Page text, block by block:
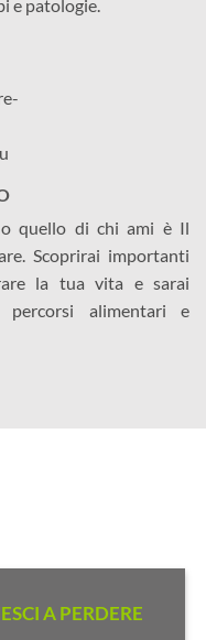
e patologie.
quello di chi ami è Il
Scoprirai importanti
la tua vita e sarai
alimentari e
A PERDERE